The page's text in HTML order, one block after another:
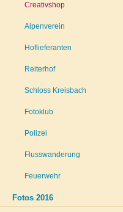
Creativshop
Alpenverein
Hoflieferanten
Reiterhof
Schloss Kreisbach
Fotoklub
Polizei
Flusswanderung
Feuerwehr
Fotos 2016